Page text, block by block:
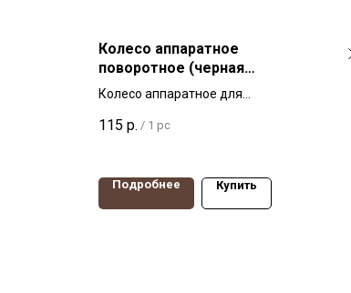
Колесо аппаратное
поворотное (черная
резина) 50 мм для
тележек и мебели
Колесо аппаратное для
тумбочек, столиков. Диаметр
115 р. / 1 pc
Подробнее Купить